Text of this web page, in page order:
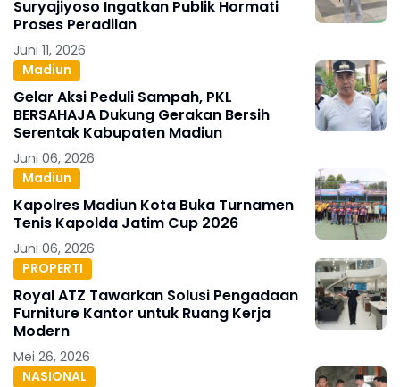
Suryajiyoso Ingatkan Publik Hormati
Proses Peradilan
Juni 11, 2026
Madiun
Gelar Aksi Peduli Sampah, PKL
BERSAHAJA Dukung Gerakan Bersih
Serentak Kabupaten Madiun
Juni 06, 2026
Madiun
Kapolres Madiun Kota Buka Turnamen
Tenis Kapolda Jatim Cup 2026
Juni 06, 2026
PROPERTI
Royal ATZ Tawarkan Solusi Pengadaan
Furniture Kantor untuk Ruang Kerja
Modern
Mei 26, 2026
NASIONAL